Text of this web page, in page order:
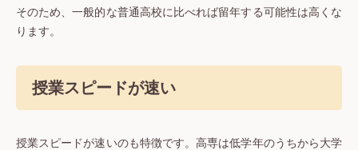
そのため、一般的な普通高校に比べれば留年する可能性は高くな
ります。
授業スピードが速い
授業スピードが速いのも特徴です。高専は低学年のうちから大学